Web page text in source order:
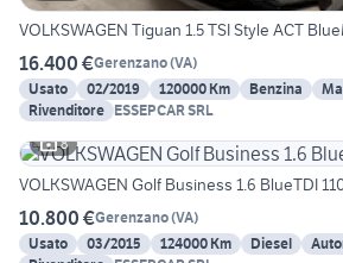
VOLKSWAGEN Tiguan 1.5 TSI Style ACT
16.400 €Gerenzano(VA)
Usato
02/2019 120000 Km Benzina
Rivenditore ESSEPCAR SRL
8
VOLKSWAGEN Golf Business 1.6 BlueTDI
10.800 €Gerenzano(VA)
Usato
03/2015 124000 Km Diesel